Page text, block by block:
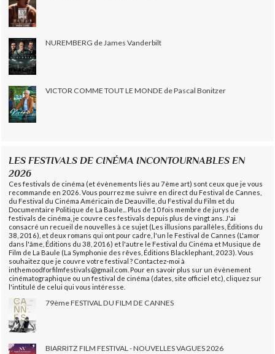
NUREMBERG de James Vanderbilt
VICTOR COMME TOUT LE MONDE de Pascal Bonitzer
LES FESTIVALS DE CINÉMA INCONTOURNABLES EN
2026
Ces festivals de cinéma (et évènements liés au 7ème art) sont ceux que je vous
recommande en 2026. Vous pourrez me suivre en direct du Festival de Cannes,
du Festival du Cinéma Américain de Deauville, du Festival du Film et du
Documentaire Politique de La Baule... Plus de 10 fois membre de jurys de
festivals de cinéma, je couvre ces festivals depuis plus de vingt ans. J'ai
consacré un recueil de nouvelles à ce sujet (Les illusions parallèles, Éditions du
38, 2016), et deux romans qui ont pour cadre, l'un le Festival de Cannes (L'amor
dans l'âme, Éditions du 38, 2016) et l'autre le Festival du Cinéma et Musique de
Film de La Baule (La Symphonie des rêves, Éditions Blacklephant, 2023). Vous
souhaitez que je couvre votre festival ? Contactez-moi à
inthemoodforfilmfestivals@gmail.com. Pour en savoir plus sur un évènement
cinématographique ou un festival de cinéma (dates, site officiel etc), cliquez sur
l'intitulé de celui qui vous intéresse.
79ème FESTIVAL DU FILM DE CANNES
BIARRITZ FILM FESTIVAL - NOUVELLES VAGUES 2026